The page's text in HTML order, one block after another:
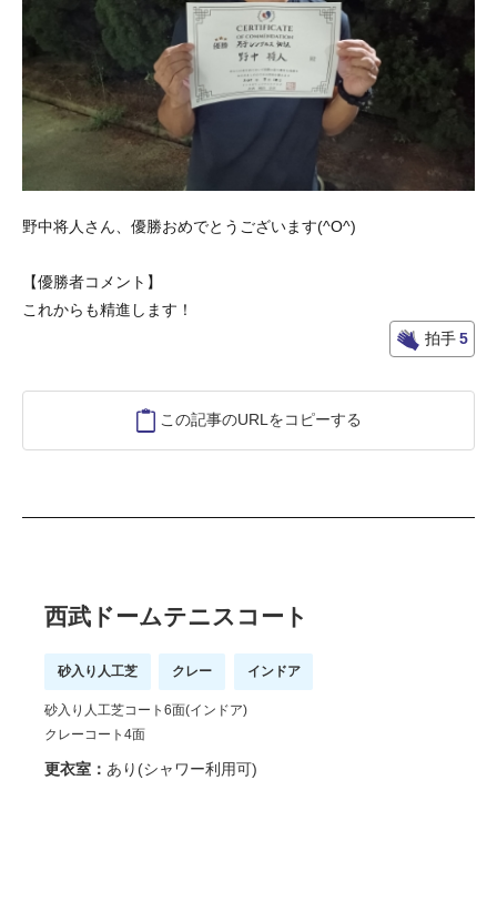
野中将人さん、優勝おめでとうございます(^O^)
【優勝者コメント】
これからも精進します！
拍手5
この記事のURLをコピーする
西武ドームテニスコート
砂入り人工芝 クレー インドア
砂入り人工芝コート6面(インドア)
クレーコート4面
更衣室： あり(シャワー利用可)